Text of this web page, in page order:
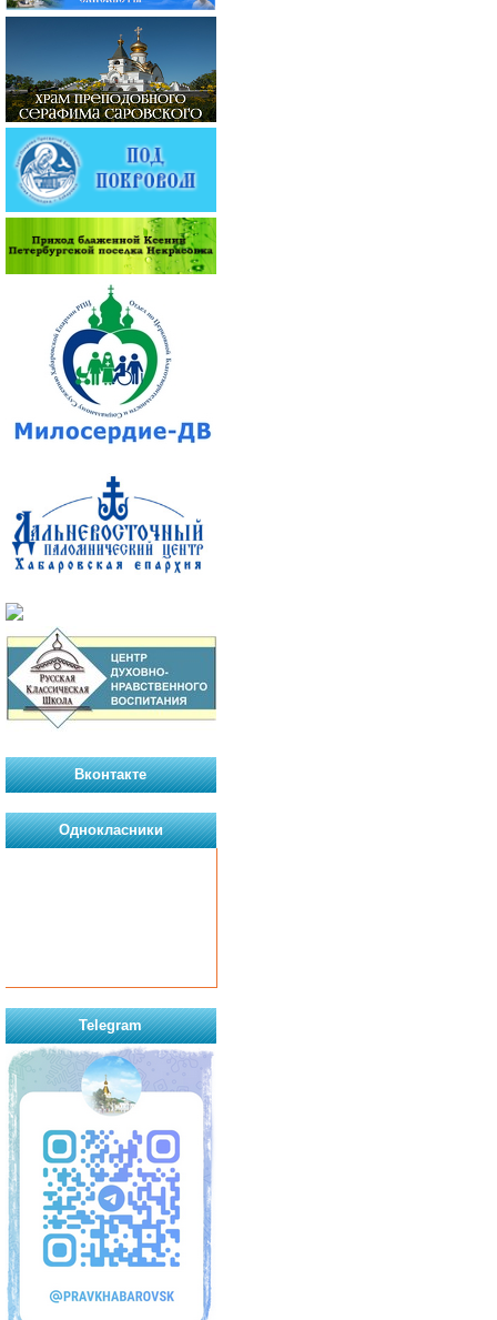
Вконтакте
Однокласники
Telegram